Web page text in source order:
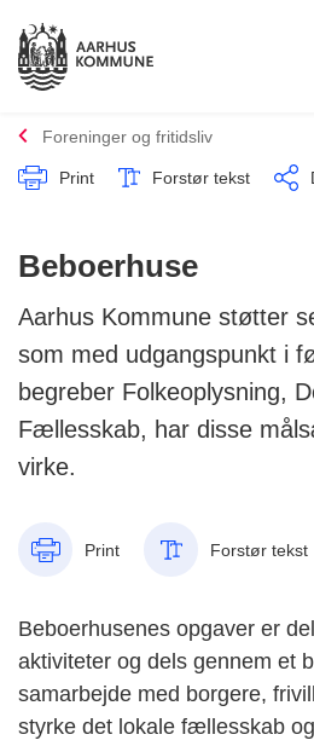
Foreninger og fritidsliv
Print Forstør tekst
Beboerhuse
Aarhus Kommune støtter
som med udgangspunkt i
begreber Folkeoplysning,
Fællesskab, har disse
virke.
Print Forstør tekst
Beboerhusenes opgaver er
aktiviteter og dels gennem et
samarbejde med borgere,
styrke det lokale fællesskab